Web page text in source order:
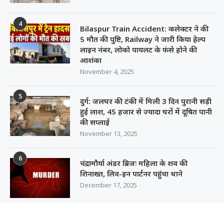
4
Bilaspur Train Accident: कलेक्टर ने की
5 मौत की पुष्टि, Railway ने जारी किया हेल्प
लाइन नंबर, लोको पायलट के फंसे होने की
आशंका
November 4, 2025
5
दुर्ग: जलघर की टंकी में मिली 3 दिन पुरानी सड़ी
हुई लाश, 45 हजार से ज्यादा घरों में दूषित पानी
की सप्लाई
November 13, 2025
6
चंद्रामौर्या अंडर ब्रिजः महिला के शव की
शिनाख्त, लिव-इन पार्टनर पहुंचा थाने
December 17, 2025